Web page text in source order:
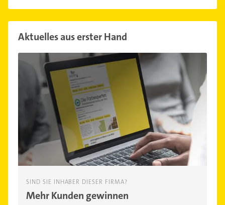
Aktuelles aus erster Hand
SIND SIE INHABER DIESER FIRMA?
Mehr Kunden gewinnen